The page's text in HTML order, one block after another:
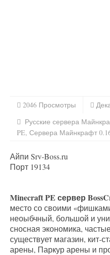
2046 Просмотры
Русские сервера
PE, Сервера Майнкрафт
Айпи Srv-Boss.ru
Порт 19134
Minecraft PE сервер
место со своими
неоыбчный, большой и
сносная экономика,
существует магазин, кит-
арены, Паркур арены и